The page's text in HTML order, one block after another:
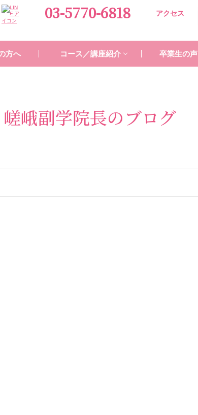
03-5770-6818 アクセス
方へ コース／講座紹介 卒業生の声
嵯峨副学院長のブログ